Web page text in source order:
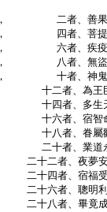
二者、善
四者、菩
六者、疾
八者、無
十者、神
十二者、為王
十四者、多生
十六者、宿智
十八者、眷屬
二十者、業道
二十二者、夜夢
二十四者、宿福
二十六者、聰明
二十八者、畢竟